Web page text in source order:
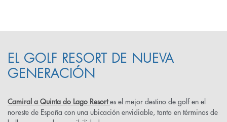
EL GOLF RESORT DE NUEVA
GENERACIÓN
Camiral a Quinta do Lago Resort es el mejor destino de golf en el
noreste de España con una ubicación envidiable, tanto en términos de